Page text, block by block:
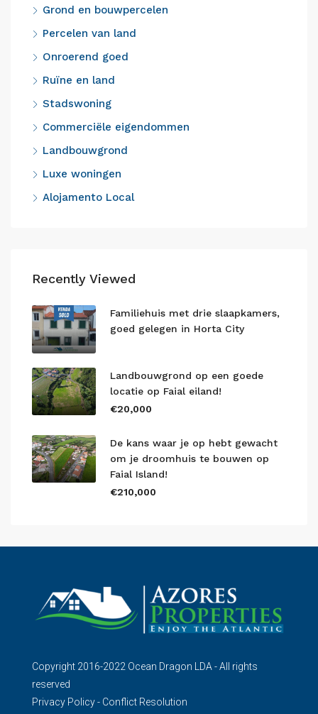
Grond en bouwpercelen
Percelen van land
Onroerend goed
Ruïne en land
Stadswoning
Commerciële eigendommen
Landbouwgrond
Luxe woningen
Alojamento Local
Recently Viewed
Familiehuis met drie slaapkamers,
goed gelegen in Horta City
Landbouwgrond op een goede
locatie op Faial eiland!
€20,000
De kans waar je op hebt gewacht
om je droomhuis te bouwen op
Faial Island!
€210,000
Copyright 2016-2022 Ocean Dragon LDA - All rights
reserved
Privacy Policy- Conflict Resolution